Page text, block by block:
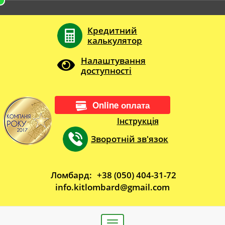
Кредитний
калькулятор
Налаштування
доступності
Online оплата
Інструкція
Зворотній зв'язок
Ломбард: +38 (050) 404-31-72
info.kitlombard@gmail.com